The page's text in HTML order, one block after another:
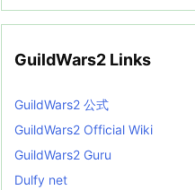
GuildWars2 Links
GuildWars2 公式
GuildWars2 Official Wiki
GuildWars2 Guru
Dulfy net